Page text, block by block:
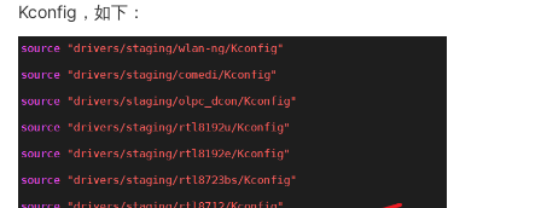
Kconfig，如下：